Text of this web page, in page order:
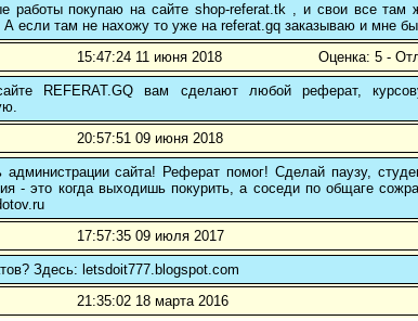
работы покупаю на сайте shop-referat.tk , и свои все там
А если там не нахожу то уже на referat.gq заказываю и мне
15:47:24 11 июня 2018 Оценка: 5 -
REFERAT.GQ вам сделают любой реферат,
20:57:51 09 июня 2018
администрации сайта! Реферат помог! Сделай паузу,
- это когда выходишь покурить, а соседи по общаге
17:57:35 09 июля 2017
Здесь: letsdoit777.blogspot.com
21:35:02 18 марта 2016